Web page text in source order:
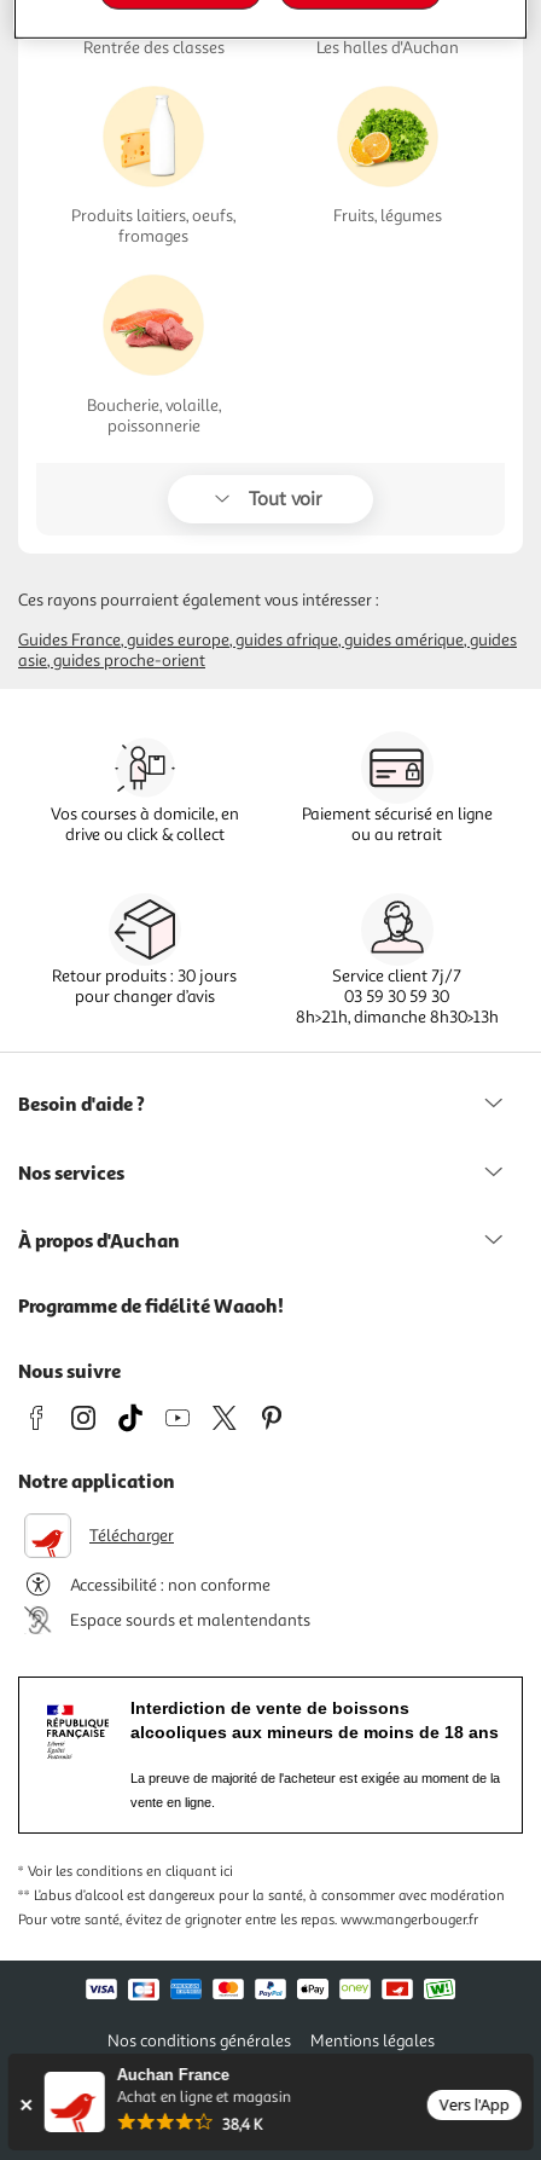
Auchan France
Achat en ligne et magasin
38,4 K
Vers l'App
Rentrée des classes Les halles d'Auchan
Produits laitiers, oeufs,
fromages
Fruits, légumes
Boucherie, volaille,
poissonnerie
Tout voir
Ces rayons pourraient également vous intéresser :
Guides France guides europe guides afrique guides amérique guides
asie guides proche-orient
Vos courses à domicile, en
drive ou click & collect
Paiement sécurisé en ligne
ou au retrait
Retour produits : 30 jours
pour changer d’avis
Service client 7j/7
03 59 30 59 30
8h>21h, dimanche 8h30>13h
Besoin d'aide ?
Nos services
À propos d'Auchan
Programme de fidélité Waaoh!
Nous suivre
Notre application
Télécharger
Accessibilité : non conforme
Espace sourds et malentendants
Interdiction de vente de boissons
alcooliques aux mineurs de moins de 18 ans
La preuve de majorité de l'acheteur est exigée au moment de la
vente en ligne.
* Voir les conditions en cliquant ici
** L’abus d’alcool est dangereux pour la santé, à consommer avec modération
Pour votre santé, évitez de grignoter entre les repas. www.mangerbouger.fr
Nos conditions générales
Mentions légales
Conditions des offres et promotions
Politique de confidentialité
Informations légales marketplace
Auchan 2026 © Tous droits réservés